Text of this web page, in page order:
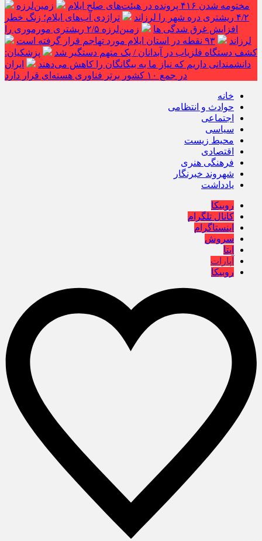
مختومه شدن ۴۱۶ پرونده در هیئت‌های صلح ایلام
زمین‌لرزه
۴/۲ ریشتری دره شهر را لرزاند
تراژدی آب‌های ایلام؛ زنگ خطر
افزایش غرق شدگی ها
زمین‌لرزه ۲/۵ ریشتری مورموری را
لرزاند
۹۳ نقطه در استان ایلام مورد تهاجم قرار گرفته است
کشف دستگاه فلزیاب در آبدانان / یک متهم دستگیر شد
پزشکیان:
دانشمندانی داریم که نیاز ما به بیگانگان را کاهش می‌دهند
ایران
در جمع ۱۰ کشور برتر فناوری هسته‌ای قرار دارد
خانه
حوادث و انتظامی
اجتماعی
سیاسی
محیط زیست
اقتصادی
فرهنگی هنری
شهروند خبرنگار
یادداشت
روبیکا
کانال تلگرام
اینستاگرام
سروش
ایتا
آپارات
روبیکا